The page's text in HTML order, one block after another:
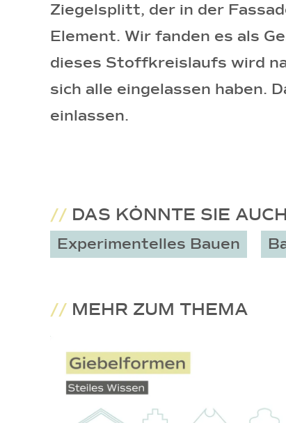
Ziegelsplitt, der in der
Element. Wir fanden es als
dieses Stoffkreislaufs wird
sich alle eingelassen haben.
einlassen.
// DAS KÖNNTE SIE
Experimentelles Bauen
// MEHR ZUM THEMA